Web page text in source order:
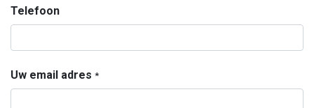
Telefoon
Uw email adres *